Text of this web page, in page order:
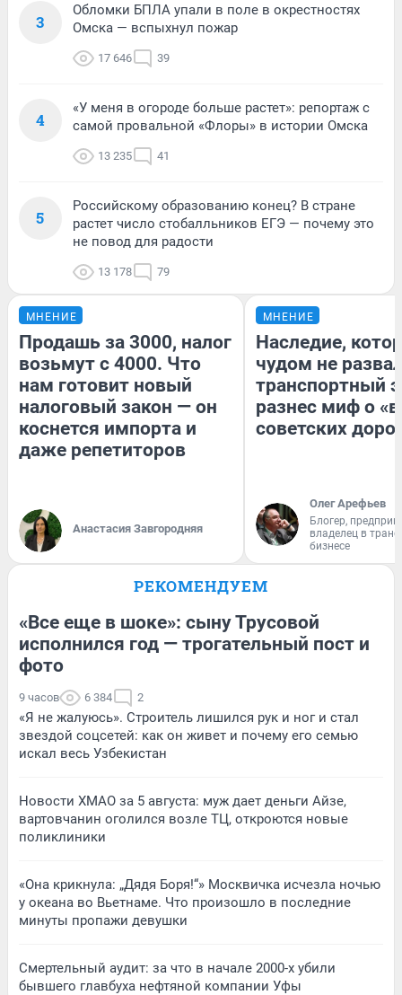
3
Обломки БПЛА упали в поле в окрестностях
Омска — вспыхнул пожар
17 646 39
4
«У меня в огороде больше растет»: репортаж с
самой провальной «Флоры» в истории Омска
13 235 41
5
Российскому образованию конец? В стране
растет число стобалльников ЕГЭ — почему это
не повод для радости
13 178 79
МНЕНИЕ
Продашь за 3000, налог
возьмут с 4000. Что
нам готовит новый
налоговый закон — он
коснется импорта и
даже репетиторов
Анастасия Завгородняя
МНЕНИЕ
Наследие,
чудом не
транспортный
разнес миф о
советских
Олег Арефьев
Блогер,
владелец в
бизнесе
РЕКОМЕНДУЕМ
«Все еще в шоке»: сыну Трусовой
исполнился год — трогательный пост и
фото
9 часов 6 384 2
«Я не жалуюсь». Строитель лишился рук и ног и стал
звездой соцсетей: как он живет и почему его семью
искал весь Узбекистан
Новости ХМАО за 5 августа: муж дает деньги Айзе,
вартовчанин оголился возле ТЦ, откроются новые
поликлиники
«Она крикнула: „Дядя Боря!“» Москвичка исчезла ночью
у океана во Вьетнаме. Что произошло в последние
минуты пропажи девушки
Смертельный аудит: за что в начале 2000-х убили
бывшего главбуха нефтяной компании Уфы